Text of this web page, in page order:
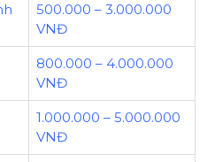
500.000 – 3.000.000
VNĐ
800.000 – 4.000.000
VNĐ
1.000.000 – 5.000.000
VNĐ